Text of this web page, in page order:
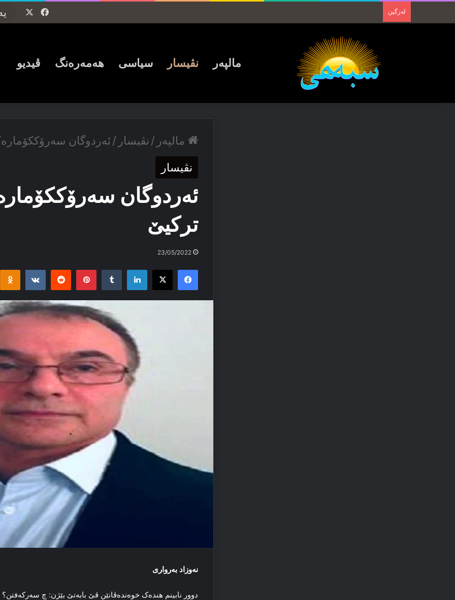
لەزگین Facebook
مالپەر نڤیسار سیاسی ھەمەرەنگ ڤیدیو
مالپەر / نڤیسار /ئەردوگان
نڤیسار
ئەردوگان
ترکیێ
23/05/2022
Facebook
X
LinkedIn
Tumblr
Pinterest
Reddit
نەوزاد بەرواری
دوور نابینم هندەک خوەندەڤانێن ڤێ بابەتێ بێژن: چ